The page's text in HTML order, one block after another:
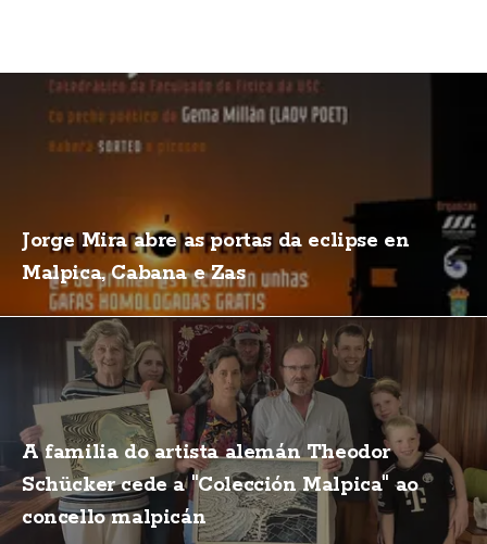
Jorge Mira abre as portas da eclipse en
Malpica, Cabana e Zas
A familia do artista alemán Theodor
Schücker cede a "Colección Malpica" ao
concello malpicán